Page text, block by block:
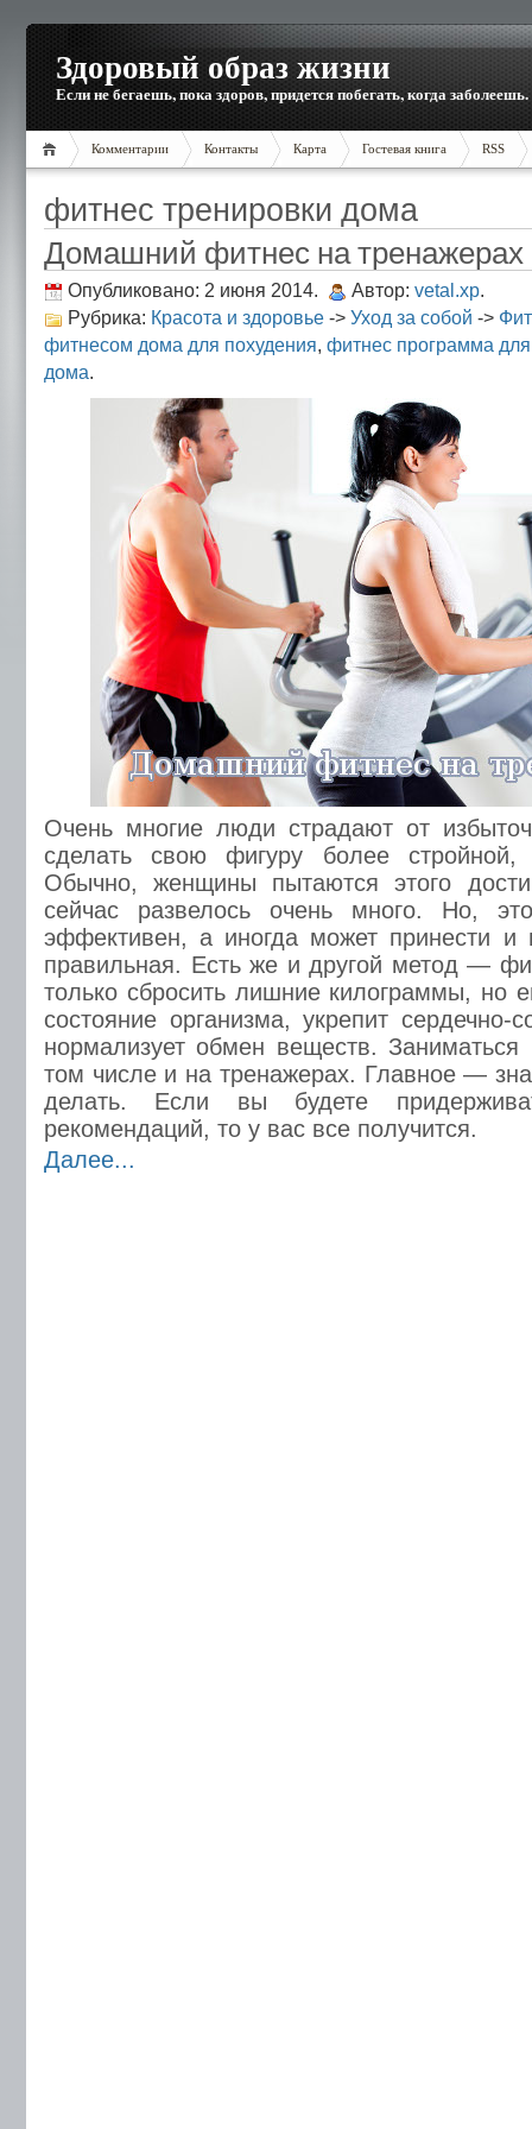
Здоровый образ жизни
Если не бегаешь, пока здоров, придется побегать, когда заболеешь.
Комментарии Контакты Карта Гостевая книга RSS
фитнес тренировки дома
Домашний фитнес на тренажерах
Опубликовано: 2 июня 2014. Автор: vetal.xp.
Рубрика: Красота и здоровье -> Уход за собой ->
фитнесом дома для похудения, фитнес программа
дома.
Очень многие люди страдают от
сделать свою фигуру более стройной,
Обычно, женщины пытаются этого
сейчас развелось очень много. Но,
эффективен, а иногда может принести и
правильная. Есть же и другой метод —
только сбросить лишние килограммы, но
состояние организма, укрепит сердечно-
нормализует обмен веществ.
том числе и на тренажерах. Главное —
делать. Если вы будете
рекомендаций, то у вас все получится.
Далее...